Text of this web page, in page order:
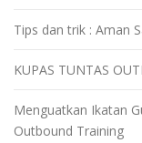
Tips dan trik : Aman
KUPAS TUNTAS
Menguatkan Ikatan
Outbound Training